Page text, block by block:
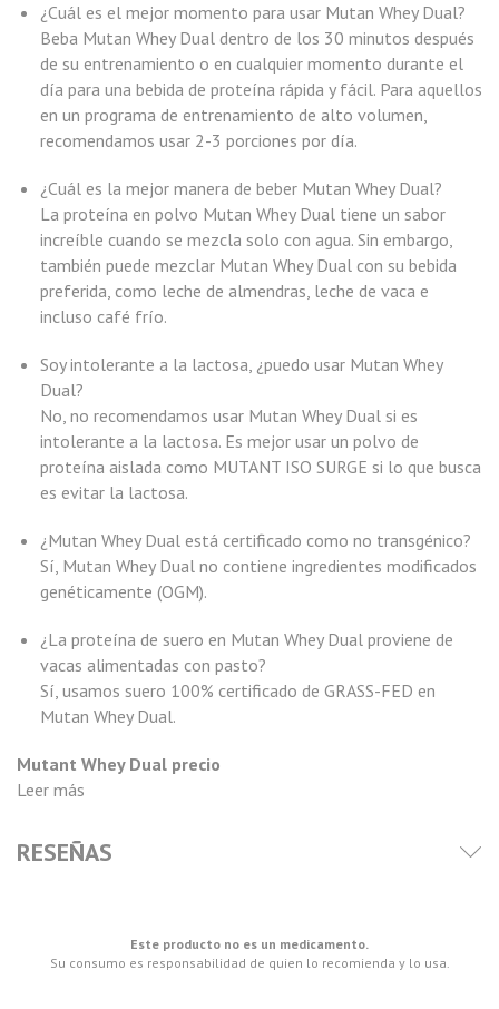
¿Cuál es el mejor momento para usar Mutan Whey Dual?
Beba Mutan Whey Dual dentro de los 30 minutos después
de su entrenamiento o en cualquier momento durante el
día para una bebida de proteína rápida y fácil. Para aquellos
en un programa de entrenamiento de alto volumen,
recomendamos usar 2-3 porciones por día.
¿Cuál es la mejor manera de beber Mutan Whey Dual?
La proteína en polvo Mutan Whey Dual tiene un sabor
increíble cuando se mezcla solo con agua. Sin embargo,
también puede mezclar Mutan Whey Dual con su bebida
preferida, como leche de almendras, leche de vaca e
incluso café frío.
Soy intolerante a la lactosa, ¿puedo usar Mutan Whey
Dual?
No, no recomendamos usar Mutan Whey Dual si es
intolerante a la lactosa. Es mejor usar un polvo de
proteína aislada como MUTANT ISO SURGE si lo que busca
es evitar la lactosa.
¿Mutan Whey Dual está certificado como no transgénico?
Sí, Mutan Whey Dual no contiene ingredientes modificados
genéticamente (OGM).
¿La proteína de suero en Mutan Whey Dual proviene de
vacas alimentadas con pasto?
Sí, usamos suero 100% certificado de GRASS-FED en
Mutan Whey Dual.
Mutant Whey Dual precio
Leer más
RESEÑAS
Este producto no es un medicamento.
Su consumo es responsabilidad de quien lo recomienda y lo usa.